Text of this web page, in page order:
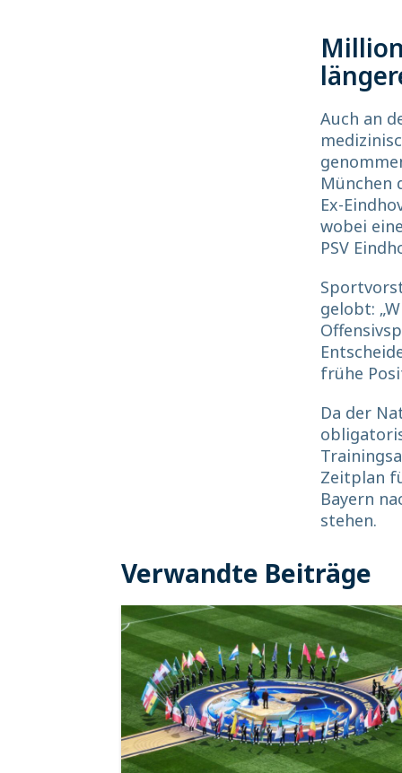
Auch an
München
Ex-
wobei
PSV
gelobt:
frühe
Da der
Zeitplan
Bayern
stehen.
Verwandte Beiträge